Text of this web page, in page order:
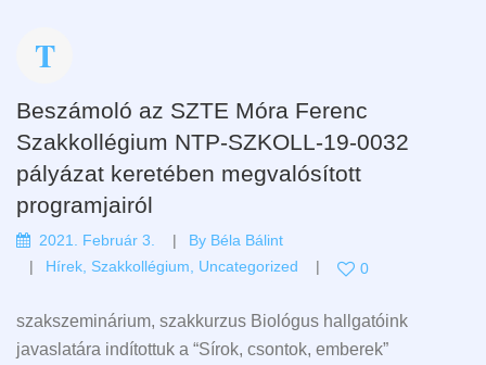
Beszámoló az SZTE Móra Ferenc
Szakkollégium NTP-SZKOLL-19-0032
pályázat keretében megvalósított
programjairól
2021. Február 3. By Béla Bálint
Hírek Szakkollégium Uncategorized 0
szakszeminárium, szakkurzus Biológus hallgatóink
javaslatára indítottuk a “Sírok, csontok, emberek”